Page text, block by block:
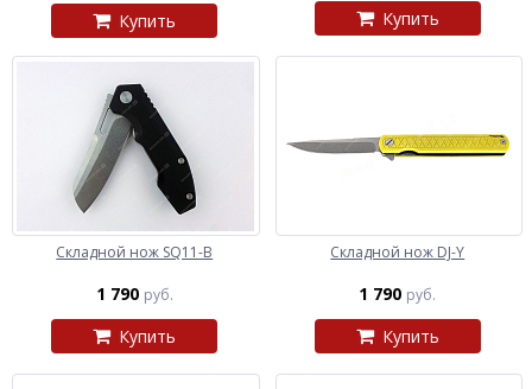
Купить Купить
Складной нож SQ11-B
1 790 руб.
Купить
Складной нож DJ-Y
1 790 руб.
Купить